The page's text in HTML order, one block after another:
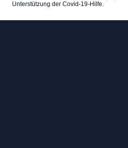
Unterstützung der Covid-19-Hilfe.